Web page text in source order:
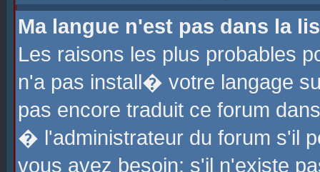
Ma langue n'est pas dans la
Les raisons les plus probables
n'a pas install� votre langage
pas encore traduit ce forum
� l'administrateur du forum s'il
vous avez besoin; s'il n'existe